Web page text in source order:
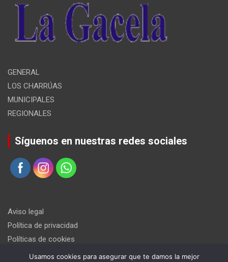
GENERAL
LOS CHARRÚAS
MUNICIPALES
REGIONALES
Síguenos en nuestras redes sociales
Aviso legal
Política de privacidad
Políticas de cookies
Usamos cookies para asegurar que te damos la mejor